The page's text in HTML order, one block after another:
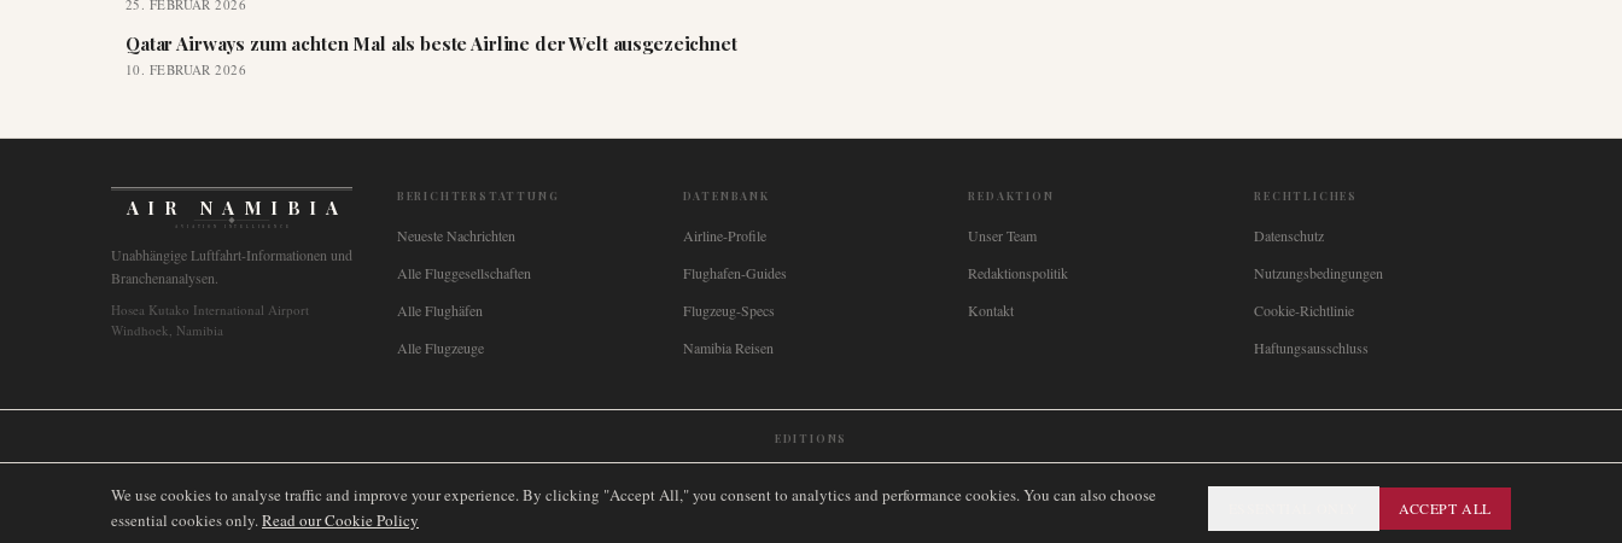
25. FEBRUAR 2026
Qatar Airways zum achten Mal als beste Airline der Welt ausgezeichnet
10. FEBRUAR 2026
AIR NAMIBIA
AVIATION INTELLIGENCE
Unabhängige Luftfahrt-Informationen und
Branchenanalysen.
Hosea Kutako International Airport
Windhoek, Namibia
BERICHTERSTATTUNG
Neueste Nachrichten
Alle Fluggesellschaften
Alle Flughäfen
Alle Flugzeuge
DATENBANK
Airline-Profile
Flughafen-Guides
Flugzeug-Specs
Namibia Reisen
REDAKTION
Unser Team
Redaktionspolitik
Kontakt
RECHTLICHES
Datenschutz
Nutzungsbedingungen
Cookie-Richtlinie
Haftungsausschluss
EDITIONS
©2026AIRNAMIBIA MEDIA.ALLE RECHTE VORBEHALTEN. SITEMAP
We use cookies to analyse traffic and improve your experience. By clicking "Accept All," you consent to analytics and performance cookies. You can also choose
essential cookies only.Read our Cookie Policy
ACCEPT ALL